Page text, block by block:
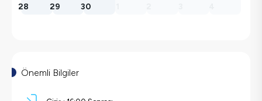
28 29 30
Önemli Bilgiler